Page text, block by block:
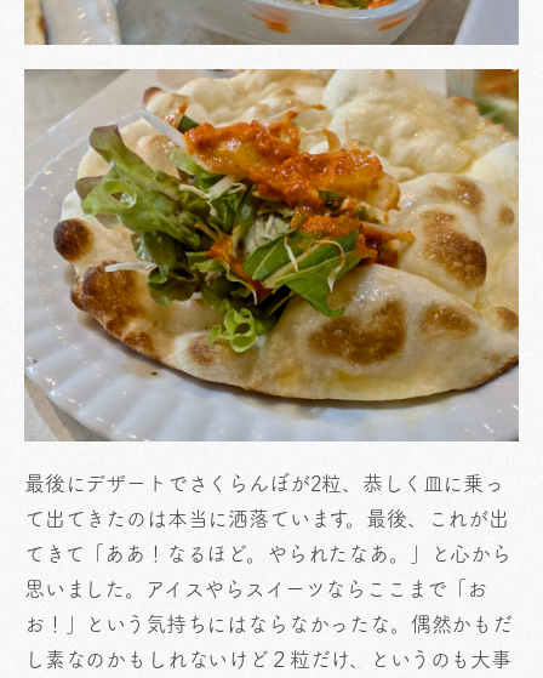
最後にデザートでさくらんぼが2粒、恭しく皿に乗っ
て出てきたのは本当に洒落ています。最後、これが出
てきて「ああ！なるほど。やられたなあ。」と心から
思いました。アイスやらスイーツならここまで「お
お！」という気持ちにはならなかったな。偶然かもだ
し素なのかもしれないけど２粒だけ、というのも大事